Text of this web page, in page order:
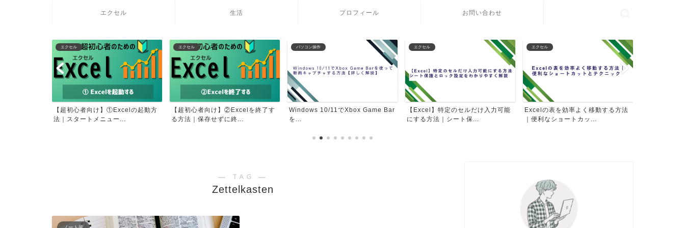
エクセル 生活 プロフィール お問い合わせ
エクセル
【超初心者向け】①Excelの起動方
法｜スタートメニュー...
エクセル
【超初心者向け】②Excelを終了す
る方法｜保存せずに終...
パソコン操作
Windows 10/11でXbox Game Bar
を...
エクセル
【Excel】特定のセルだけ入力可能
にする方法｜シート保...
エクセル
Excelの表を効率よく移動する方法
｜便利なショートカッ...
― TAG ―
Zettelkasten